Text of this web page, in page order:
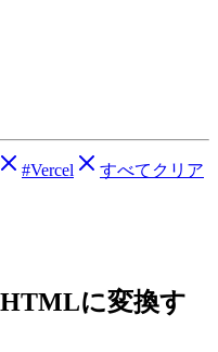
#Vercel すべてクリア
に変換す